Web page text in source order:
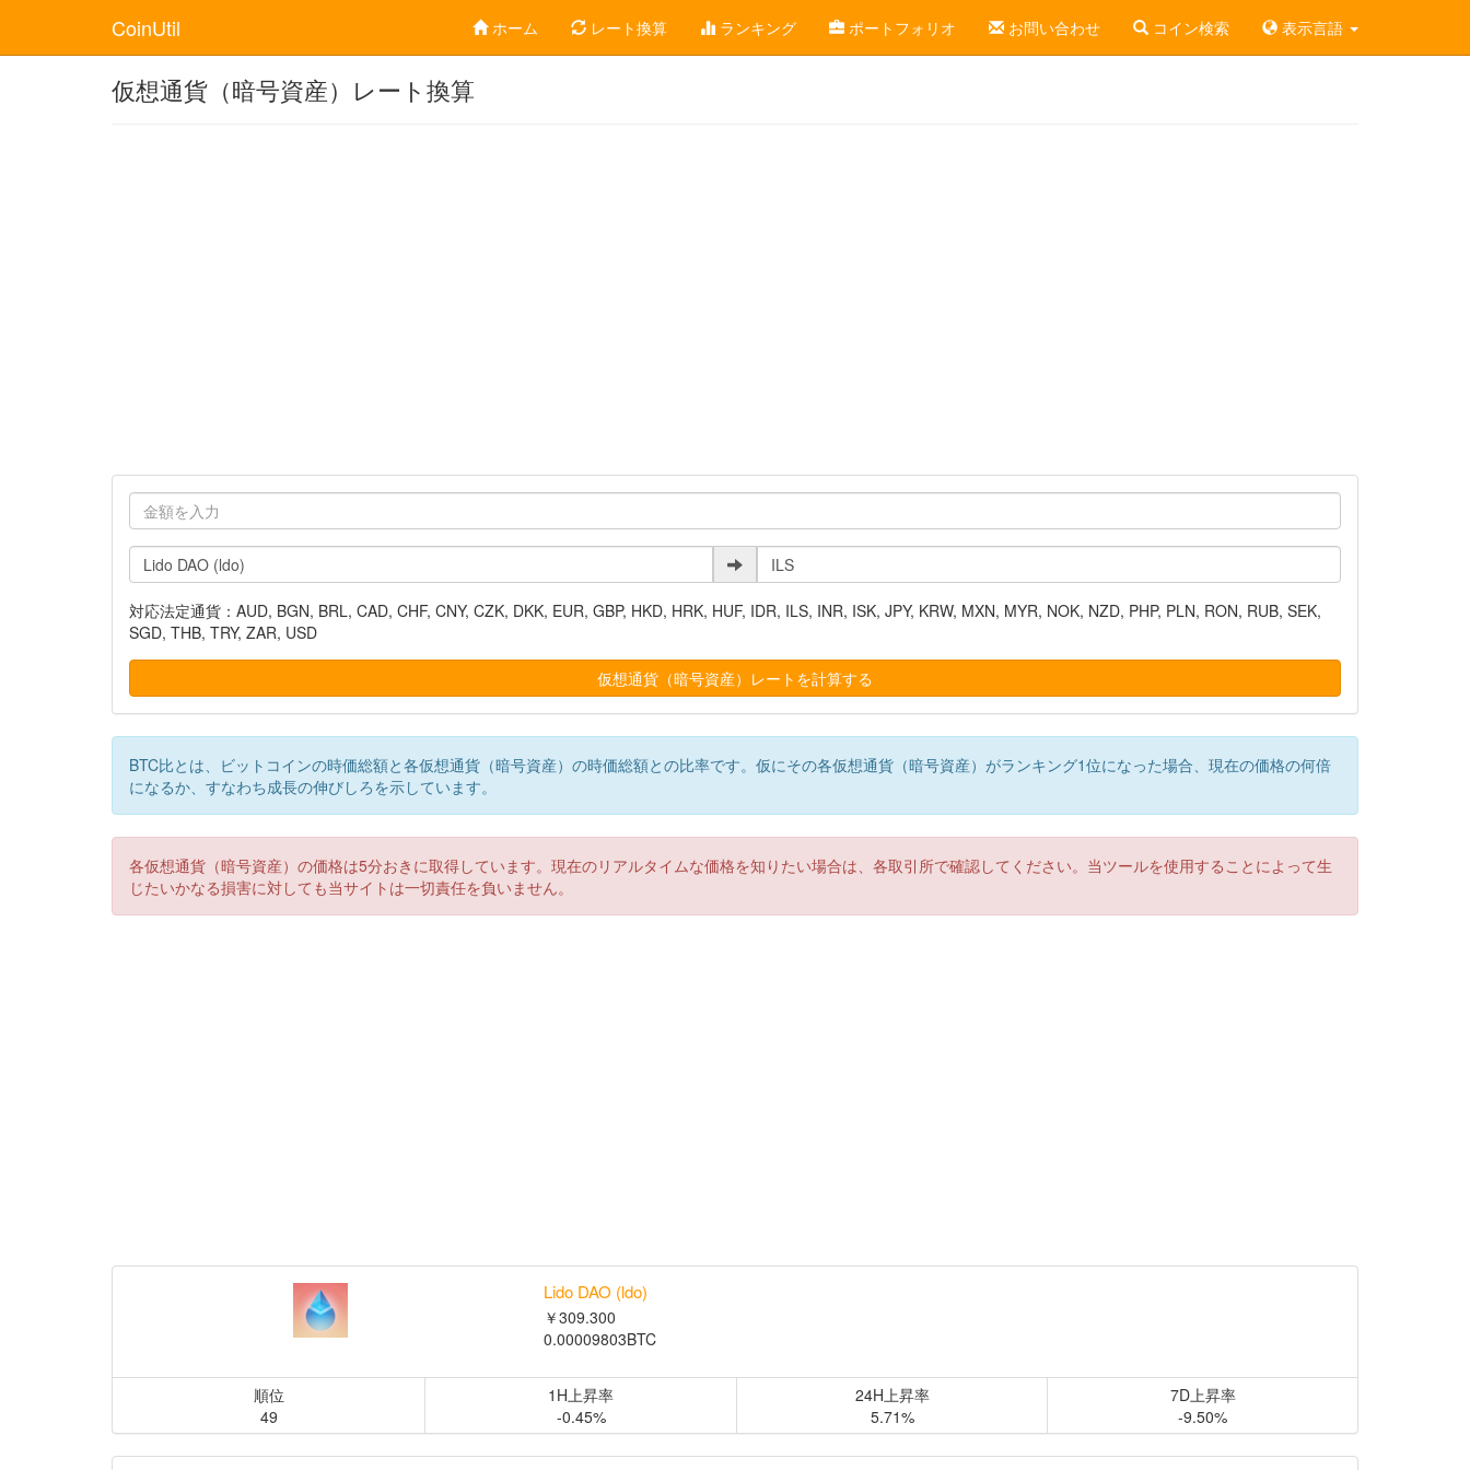
CoinUtil ホーム レート換算 ランキング ポートフォリオ お問い合わせ コイン検索 表示言語
仮想通貨（暗号資産）レート換算
対応法定通貨：AUD, BGN, BRL, CAD, CHF, CNY, CZK, DKK, EUR, GBP, HKD, HRK, HUF, IDR, ILS, INR, ISK, JPY, KRW, MXN, MYR, NOK, NZD, PHP, PLN, RON, RUB, SEK,
SGD, THB, TRY, ZAR, USD
BTC比とは、ビットコインの時価総額と各仮想通貨（暗号資産）の時価総額との比率です。仮にその各仮想通貨（暗号資産）がランキング1位になった場合、現在の価格の何倍
になるか、すなわち成長の伸びしろを示しています。
各仮想通貨（暗号資産）の価格は5分おきに取得しています。現在のリアルタイムな価格を知りたい場合は、各取引所で確認してください。当ツールを使用することによって生
じたいかなる損害に対しても当サイトは一切責任を負いません。
Lido DAO (ldo)
￥309.300
0.00009803BTC
順位
49
1H上昇率
-0.45%
24H上昇率
5.71%
7D上昇率
-9.50%